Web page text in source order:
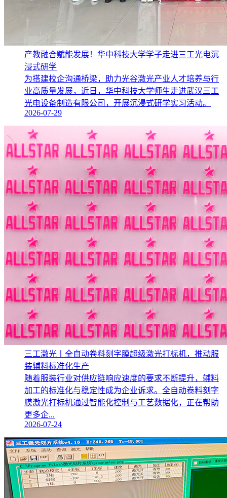
产教融合赋能发展！华中科技大学学子走进三工光电沉
浸式研学
为搭建校企沟通桥梁，助力光谷激光产业人才培养与行
业高质量发展，近日，华中科技大学师生走进武汉三工
光电设备制造有限公司，开展沉浸式研学实习活动。
2026-07-29
三工激光丨全自动卷料刻字膜超级激光打标机，推动服
装辅料标准化生产‌
随着服装行业对供应链响应速度的要求不断提升，辅料
加工的标准化与稳定性成为企业诉求。全自动卷料刻字
膜激光打标机通过智能化控制与工艺数据化，正在帮助
更多企...
2026-07-24